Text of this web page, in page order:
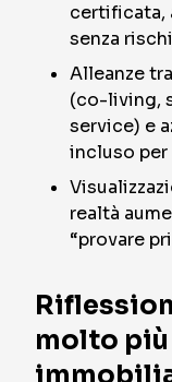
certificata,
senza
Alleanze
(co-living,
service) e
incluso
realtà
“provare
molto più